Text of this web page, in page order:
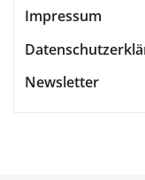
Impressum
Newsletter